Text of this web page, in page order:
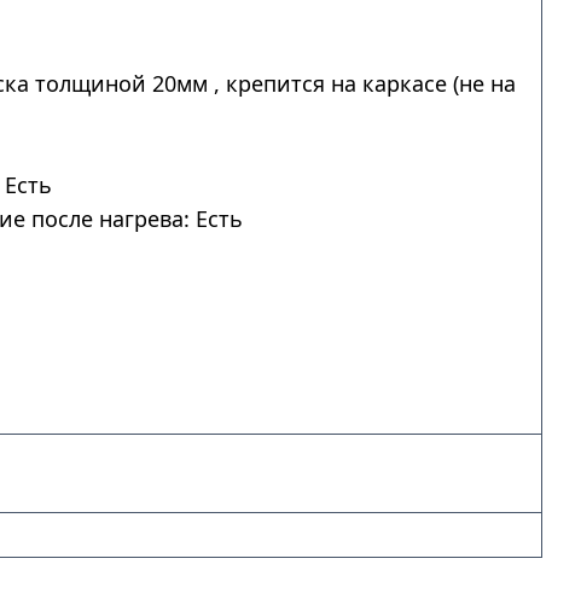
толщиной 20мм , крепится на каркасе (не на
после нагрева: Есть